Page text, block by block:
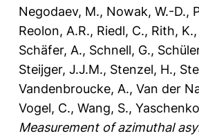
Negodaev, M., Nowak, W.-D.,
Reolon, A.R., Riedl, C., Rith, K.,
Schäfer, A., Schnell, G.,
Steijger, J.J.M., Stenzel, H.,
Vandenbroucke, A., Van der
Vogel, C., Wang, S.,
Measurement of azimuthal